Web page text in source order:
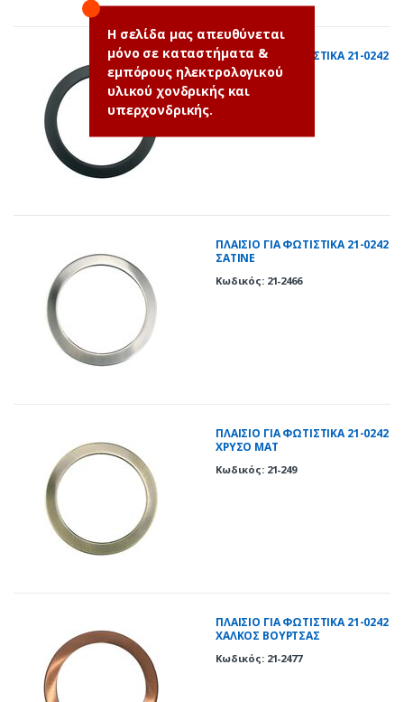
ΠΛΑΙΣΙΟ ΓΙΑ ΦΩΤΙΣΤΙΚΑ 21-0242
ΜΑΥΡΟ ΜΑΤ
Κωδικός: 21-241
ΠΛΑΙΣΙΟ ΓΙΑ ΦΩΤΙΣΤΙΚΑ 21-0242
ΣΑΤΙΝΕ
Κωδικός: 21-2466
ΠΛΑΙΣΙΟ ΓΙΑ ΦΩΤΙΣΤΙΚΑ 21-0242
ΧΡΥΣΟ ΜΑΤ
Κωδικός: 21-249
ΠΛΑΙΣΙΟ ΓΙΑ ΦΩΤΙΣΤΙΚΑ 21-0242
ΧΑΛΚΟΣ ΒΟΥΡΤΣΑΣ
Κωδικός: 21-2477
Η σελίδα μας απευθύνεται
μόνο σε καταστήματα &
εμπόρους ηλεκτρολογικού
υλικού χονδρικής και
υπερχονδρικής.